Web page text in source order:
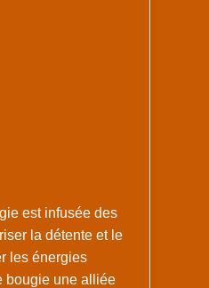
est infusée des
la détente et le
les énergies
bougie une alliée